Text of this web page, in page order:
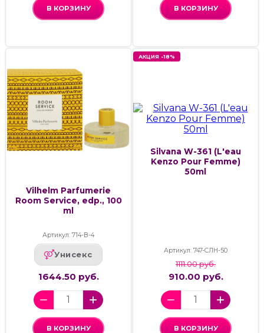
В КОРЗИНУ В КОРЗИНУ
Vilhelm Parfumerie
Room Service, edp., 100
ml
Артикул: 714-В-4
Унисекс
1644.50 руб.
В КОРЗИНУ
АКЦИЯ -18%
Silvana W-361 (L'eau
Kenzo Pour Femme)
50ml
Артикул: 747-СЛН-50
1111.00 руб.
910.00 руб.
В КОРЗИНУ